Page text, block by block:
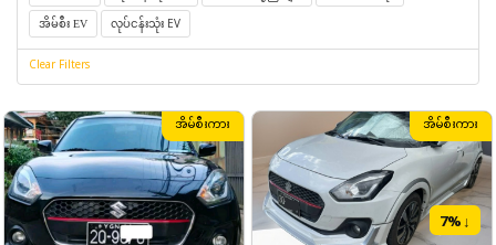
အိမ်စီး EV လုပ်ငန်းသုံး EV
Clear Filters
အိမ်စီးကား အိမ်စီးကား
7%↓